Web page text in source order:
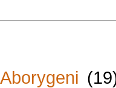
Aborygeni